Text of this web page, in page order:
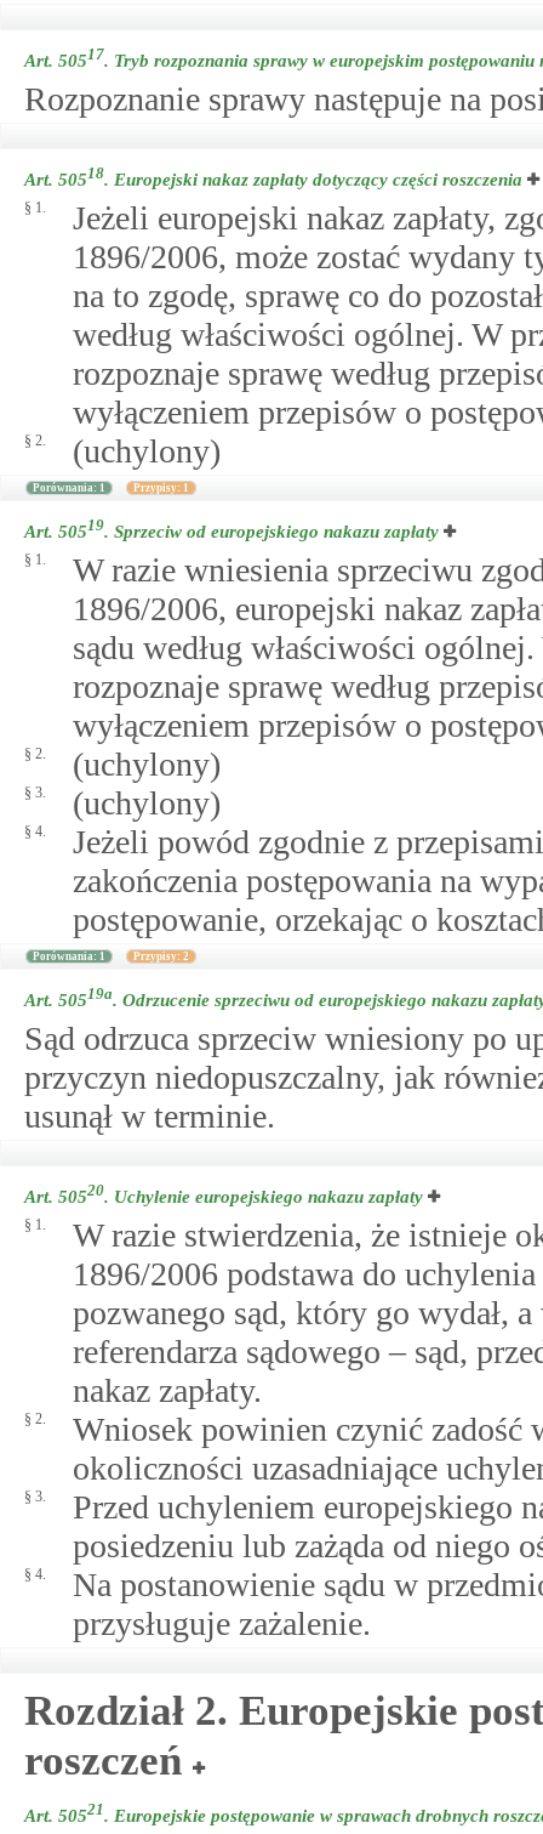
Art. 50517. Tryb rozpoznania sprawy w europejskim postępowaniu
Rozpoznanie sprawy następuje na
Art. 50518. Europejski nakaz zapłaty dotyczący części roszczenia
§ 1.
Jeżeli europejski nakaz zapłaty,
1896/2006, może zostać wydany
na to zgodę, sprawę co do
według właściwości ogólnej. W
rozpoznaje sprawę według
wyłączeniem przepisów o
§ 2. (uchylony)
Porównania: 1 Przypisy: 1
Art. 50519. Sprzeciw od europejskiego nakazu zapłaty
§ 1.
W razie wniesienia sprzeciwu
1896/2006, europejski nakaz
sądu według właściwości
rozpoznaje sprawę według
wyłączeniem przepisów o
§ 2. (uchylony)
§ 3. (uchylony)
§ 4.
Jeżeli powód zgodnie z
zakończenia postępowania na
postępowanie, orzekając o
Porównania: 1 Przypisy: 2
Art. 50519a. Odrzucenie sprzeciwu od europejskiego nakazu
Sąd odrzuca sprzeciw wniesiony po
przyczyn niedopuszczalny, jak
usunął w terminie.
Art. 50520. Uchylenie europejskiego nakazu zapłaty
§ 1.
W razie stwierdzenia, że istnieje
1896/2006 podstawa do
pozwanego sąd, który go wydał,
referendarza sądowego – sąd,
nakaz zapłaty.
§ 2.
Wniosek powinien czynić zadość
okoliczności uzasadniające
§ 3.
Przed uchyleniem europejskiego
posiedzeniu lub zażąda od niego
§ 4.
Na postanowienie sądu w
przysługuje zażalenie.
Rozdział 2. Europejskie
roszczeń
Art. 50521. Europejskie postępowanie w sprawach drobnych